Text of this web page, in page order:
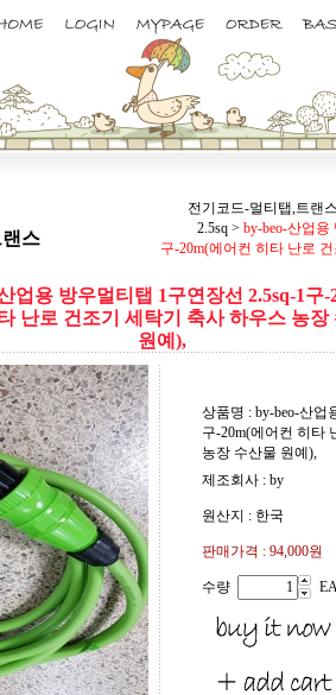
스
전기코드-멀티탭,트랜
2.5sq > by-beo-산업용
구-20m(에어컨 히타 난로
업용 방우멀티탭 1구연장선 2.5sq-1구-
난로 건조기 세탁기 축사 하우스 농장
원예),
상품명 : by-beo-산업
구-20m(에어컨 히타
농장 수산물 원예),
제조회사 : by
원산지 : 한국
판매가격 : 94,000원
수량